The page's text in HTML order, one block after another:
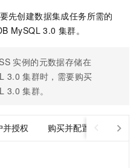
先创建数据集成任务所需的
MySQL 3.0 集群。
实例的元数据存储在
3.0 集群时，需要购买
3.0 集群。
并授权 购买并配置AnalyticDB